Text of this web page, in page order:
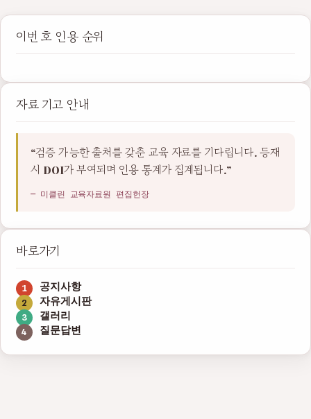
이번 호 인용 순위
자료 기고 안내
“검증 가능한 출처를 갖춘 교육 자료를 기다립니다. 등재
시 DOI가 부여되며 인용 통계가 집계됩니다.”
— 미클린 교육자료원 편집헌장
바로가기
공지사항
자유게시판
갤러리
질문답변